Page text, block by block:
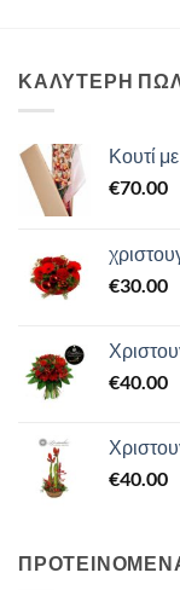
ΚΑΛΥΤΕΡΗ
Κουτί
€70.00
€30.00
€40.00
€40.00